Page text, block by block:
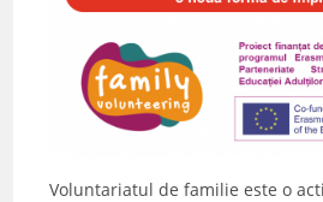
Voluntariatul de familie este o